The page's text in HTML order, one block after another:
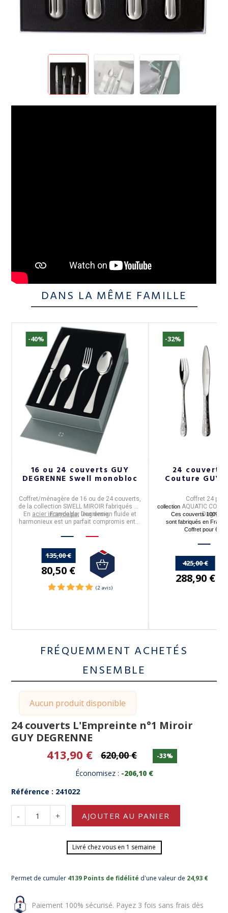
DANS LA MÊME FAMILLE
-40%
16 ou 24 couverts GUY
DEGRENNE Swell monobloc
Coffret/ménagère de 16 ou de 24 couverts,
de la collection SWELL MIROIR fabriqués en
Francepar Degrenne.
En acier inoxydable, leur design fluide et
harmonieux est un parfait compromis entre
135,00 €
80,50 €
-32%
24 couverts
Couture GUY
Coffret 24
collection AQUATIC
Ces couverts 100%
sont fabriqués en
Coffret pour 6
425,00 €
288,90 €
FRÉQUEMMENT ACHETÉS
ENSEMBLE
Aucun produit disponible
24 couverts L'Empreinte n°1 Miroir
GUY DEGRENNE
413,90 € 620,00 € -33%
Économisez : -206,10 €
Référence : 241022
- + AJOUTER AU PANIER
Livré chez vous en 1 semaine
Permet de cumuler 4139 Points de fidélité d'une valeur de 24,93 €
Paiement 100% sécurisé. Payez 3 fois sans frais dès